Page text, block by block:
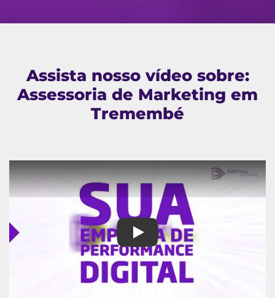
Assista nosso vídeo sobre:
Assessoria de Marketing em
Tremembé
Assessoria de Marketing em